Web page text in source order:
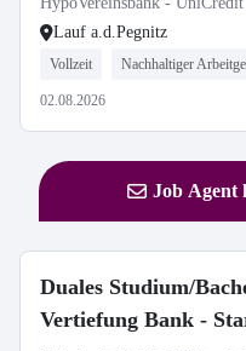
Lauf a.d.Pegnitz
Vollzeit Nachhaltiger
02.08.2026
Job Agent
Duales Studium/
Vertiefung Bank -